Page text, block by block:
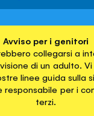
Avviso per i genitori
collegarsi a
di un adulto.
linee guida sulla
responsabile per i
terzi.